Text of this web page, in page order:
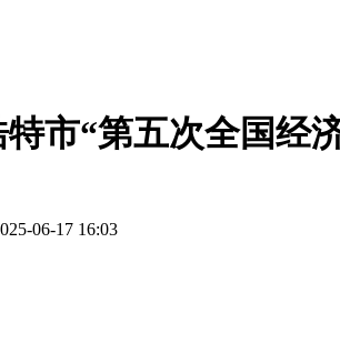
市“第五次全国经
06-17 16:03